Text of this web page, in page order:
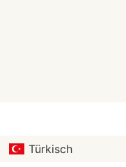
Türkisch